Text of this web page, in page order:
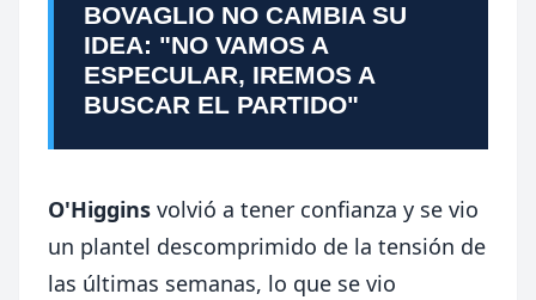
BOVAGLIO NO CAMBIA SU
IDEA: "NO VAMOS A
ESPECULAR, IREMOS A
BUSCAR EL PARTIDO"
O'Higgins volvió a tener confianza y se vio
un plantel descomprimido de la tensión de
las últimas semanas, lo que se vio